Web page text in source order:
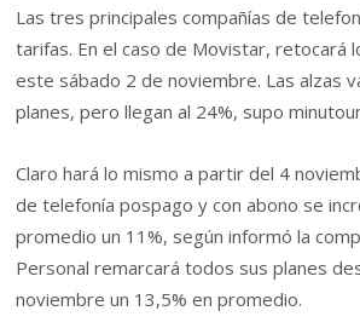
Las tres principales compañías de
tarifas. En el caso de Movistar, retocará
este sábado 2 de noviembre. Las alzas
planes, pero llegan al 24%, supo
Claro hará lo mismo a partir del 4
de telefonía pospago y con abono se
promedio un 11%, según informó la
Personal remarcará todos sus planes
noviembre un 13,5% en promedio.